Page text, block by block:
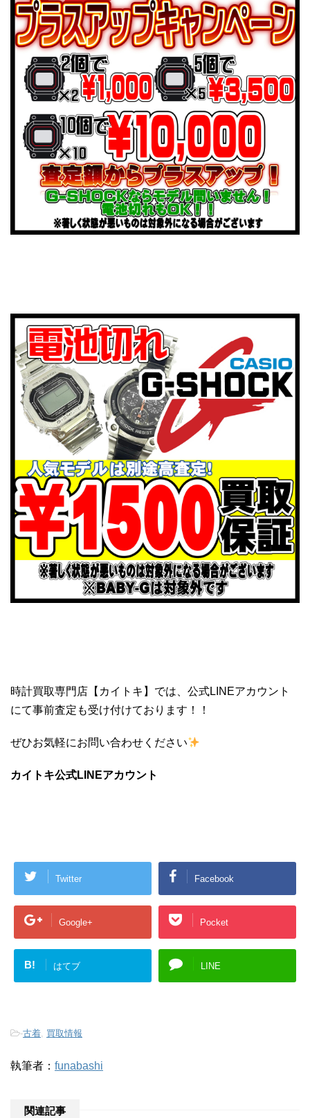
時計買取専門店【カイトキ】では、公式LINEアカウント
にて事前査定も受け付けております！！
ぜひお気軽にお問い合わせください
カイトキ公式LINEアカウント
Twitter Facebook
Google+ Pocket
B! はてブ LINE
-古着, 買取情報
執筆者： funabashi
関連記事